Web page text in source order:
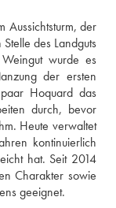
Aussichtsturm, der
des Landguts
wurde es
der ersten
Hoquard das
durch, bevor
Heute verwaltet
kontinuierlich
hat. Seit 2014
Charakter sowie
geeignet.